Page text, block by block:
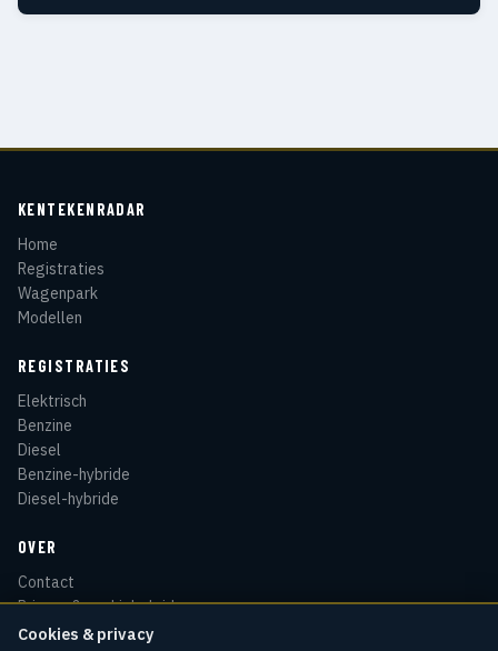
Cookies & privacy
KENTEKENRADAR
Home
Registraties
Wagenpark
Modellen
REGISTRATIES
Elektrisch
Benzine
Diesel
Benzine-hybride
Diesel-hybride
OVER
Contact
Privacy & cookiebeleid
Disclaimer